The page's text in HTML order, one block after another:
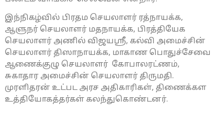
இந்நிகழ்வில் பிரதம செயலாளர் ரத்நாயக்க,
ஆளுநர் செயலாளர் மதநாயக்க, பிரத்தியேக
செயலாளர் அணில் விஜயஸ்ரீ, கல்வி அமைச்சின்
செயலாளர் திஸாநாயக்க, மாகாண பொதுச்சேவை
ஆணைக்குழு செயலாளர் கோபாலரட்ணம்,
சுகாதார அமைச்சின் செயலாளர் திருமதி.
முரளிதரன் உட்பட அரச அதிகாரிகள், திணைக்கள
உத்தியோகத்தர்கள் கலந்துகொண்டனர்.